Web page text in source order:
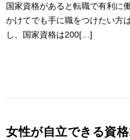
国家資格があると転職で有利に
かけてでも手に職をつけたい方
し、国家資格は200[…]
女性が自立できる資